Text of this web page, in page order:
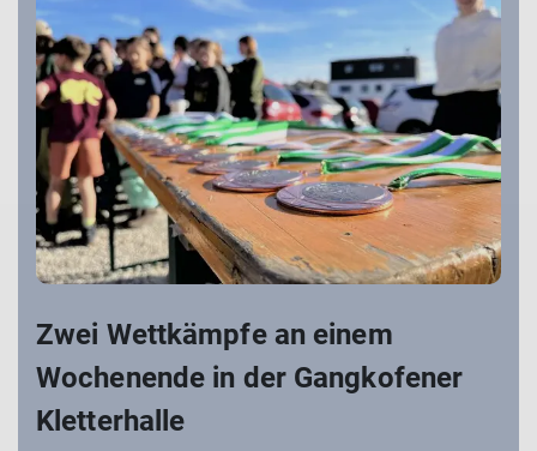
Zwei Wettkämpfe an einem
Wochenende in der Gangkofener
Kletterhalle